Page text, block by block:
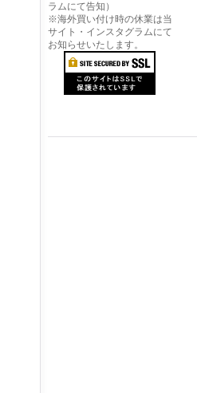
ラムにて告知）
※海外買い付け時の休業は当
サイト・インスタグラムにて
お知らせいたします。